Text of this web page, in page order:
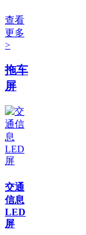
查看
更多
>
拖车
屏
交通
信息
LED
屏